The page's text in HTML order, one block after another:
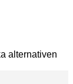
alternativen